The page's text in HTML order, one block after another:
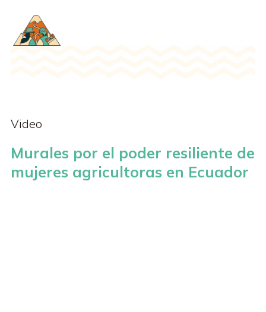
Video
Murales por el poder resiliente de
mujeres agricultoras en Ecuador